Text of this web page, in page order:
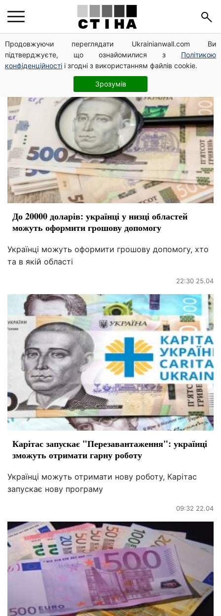
Продовжуючи переглядати Ukrainianwall.com Ви
підтверджуєте, що ознайомилися з Політикою
конфіденційності і згодні з використанням файлів cookie.
Зрозумів
программа
До 20000 доларів: українці у низці областей
можуть оформити грошову допомогу
Українці можуть оформити грошову допомогу, хто
та в якій області
22:30 25.04
Карітас запускає "Перезавантаження": українці
зможуть отримати гарну роботу
Українці можуть отримати нову роботу, Карітас
запускає нову програму
09:32 22.04